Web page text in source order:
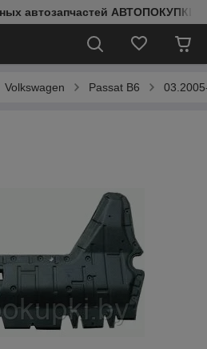
автозапчастей АВТОПОКУПКИ
Volkswagen Passat B6